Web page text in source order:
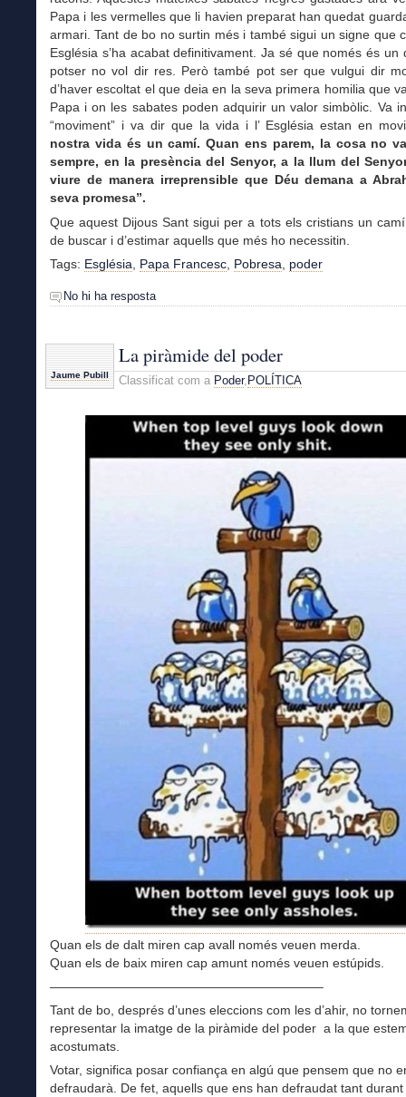
Papa i les vermelles que li havien preparat han quedat
armari. Tant de bo no surtin més i també sigui un signe que
Església s’ha acabat definitivament. Ja sé que només és un
potser no vol dir res. Però també pot ser que vulgui dir
d’haver escoltat el que deia en la seva primera homilia que
Papa i on les sabates poden adquirir un valor simbòlic. Va
“moviment” i va dir que la vida i l’ Església estan en
nostra vida és un camí. Quan ens parem, la cosa no
sempre, en la presència del Senyor, a la llum del
viure de manera irreprensible que Déu demana a
seva promesa”.
Que aquest Dijous Sant sigui per a tots els cristians un
de buscar i d’estimar aquells que més ho necessitin.
Tags: Església Papa Francesc Pobresa poder
No hi ha resposta
Jaume Pubill
La piràmide del poder
Classificat com a Poder, POLÍTICA
Quan els de dalt miren cap avall només veuen merda.
Quan els de baix miren cap amunt només veuen estúpids.
—————————————————————–
Tant de bo, després d’unes eleccions com les d’ahir, no
representar la imatge de la piràmide del poder a la que
acostumats.
Votar, significa posar confiança en algú que pensem que no
defraudarà. De fet, aquells que ens han defraudat tant